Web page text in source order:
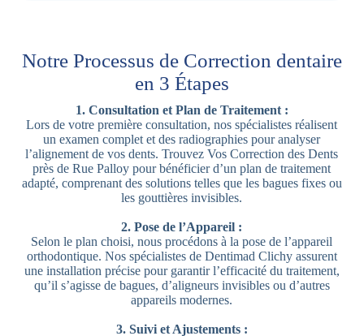
Notre Processus de Correction dentaire
en 3 Étapes
1. Consultation et Plan de Traitement :
Lors de votre première consultation, nos spécialistes réalisent
un examen complet et des radiographies pour analyser
l’alignement de vos dents. Trouvez Vos Correction des Dents
près de Rue Palloy pour bénéficier d’un plan de traitement
adapté, comprenant des solutions telles que les bagues fixes ou
les gouttières invisibles.
2. Pose de l’Appareil :
Selon le plan choisi, nous procédons à la pose de l’appareil
orthodontique. Nos spécialistes de Dentimad Clichy assurent
une installation précise pour garantir l’efficacité du traitement,
qu’il s’agisse de bagues, d’aligneurs invisibles ou d’autres
appareils modernes.
3. Suivi et Ajustements :